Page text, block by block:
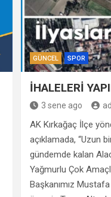
GÜNCEL SPOR
İHALELERİ
3 sene ago
AK Kırkağaç İlçe
açıklamada, “Uzun
gündemde kalan
Yağmurlu Çok
Başkanımız